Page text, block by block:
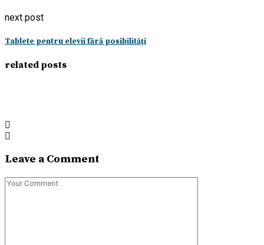
next post
Tablete pentru elevii fără posibilităţi
related posts
Leave a Comment